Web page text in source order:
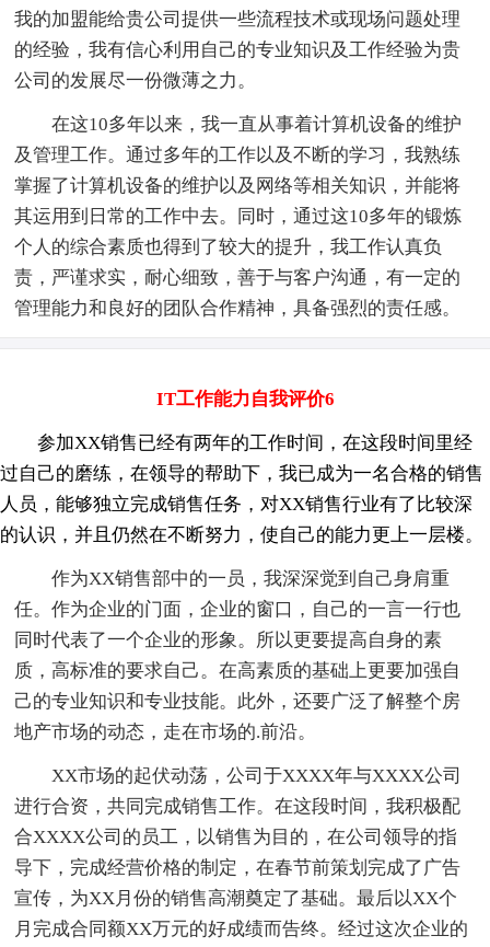
我的加盟能给贵公司提供一些流程技术或现场问题处理
的经验，我有信心利用自己的专业知识及工作经验为贵
公司的发展尽一份微薄之力。
在这10多年以来，我一直从事着计算机设备的维护
及管理工作。通过多年的工作以及不断的学习，我熟练
掌握了计算机设备的维护以及网络等相关知识，并能将
其运用到日常的工作中去。同时，通过这10多年的锻炼
个人的综合素质也得到了较大的提升，我工作认真负
责，严谨求实，耐心细致，善于与客户沟通，有一定的
管理能力和良好的团队合作精神，具备强烈的责任感。
IT工作能力自我评价6
参加XX销售已经有两年的工作时间，在这段时间里经
过自己的磨练，在领导的帮助下，我已成为一名合格的销售
人员，能够独立完成销售任务，对XX销售行业有了比较深
的认识，并且仍然在不断努力，使自己的能力更上一层楼。
作为XX销售部中的一员，我深深觉到自己身肩重
任。作为企业的门面，企业的窗口，自己的一言一行也
同时代表了一个企业的形象。所以更要提高自身的素
质，高标准的要求自己。在高素质的基础上更要加强自
己的专业知识和专业技能。此外，还要广泛了解整个房
地产市场的动态，走在市场的.前沿。
XX市场的起伏动荡，公司于XXXX年与XXXX公司
进行合资，共同完成销售工作。在这段时间，我积极配
合XXXX公司的员工，以销售为目的，在公司领导的指
导下，完成经营价格的制定，在春节前策划完成了广告
宣传，为XX月份的销售高潮奠定了基础。最后以XX个
月完成合同额XX万元的好成绩而告终。经过这次企业的